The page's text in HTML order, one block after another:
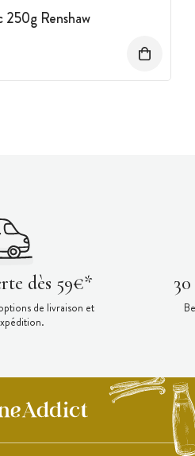
250g Renshaw
dès 59€*
de livraison et